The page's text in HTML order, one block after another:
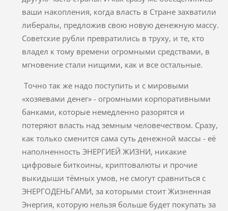
ваши накопления, когда власть в Стране захватили
либералы, предложив свою новую денежную массу.
Советские рубли превратились в труху, и те, кто
владел к тому времени огромными средствами, в
мгновение стали нищими, как и все остальные.
Точно так же надо поступить и с мировыми
«хозяевами денег» - огромными корпоративными
банками, которые немедленно разорятся и
потеряют власть над земным человечеством. Сразу,
как только сменится сама суть денежной массы - её
наполненность ЭНЕРГИЕЙ ЖИЗНИ, никакие
цифровые биткоины, криптовалюты и прочие
выкидыши тёмных умов, не смогут сравниться с
ЭНЕРГОДЕНЬГАМИ, за которыми стоит Жизненная
Энергия, которую нельзя больше будет покупать за